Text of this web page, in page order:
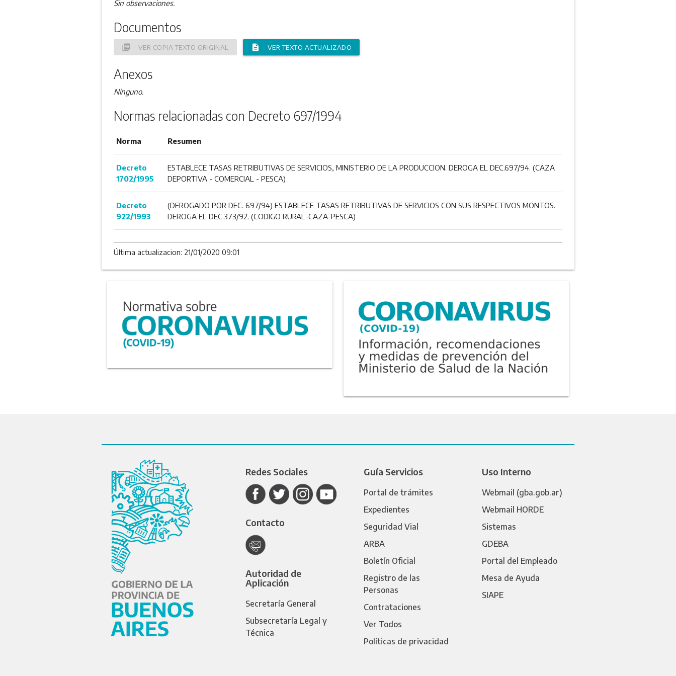
Sin observaciones.
Documentos
picture_as_pdf VER COPIA TEXTO ORIGINAL description VER TEXTO ACTUALIZADO
Anexos
Ninguno.
Normas relacionadas con Decreto 697/1994
Norma Resumen
Decreto
1702/1995
ESTABLECE TASAS RETRIBUTIVAS DE SERVICIOS, MINISTERIO DE LA PRODUCCION. DEROGA EL DEC.697/94. (CAZA
DEPORTIVA - COMERCIAL - PESCA)
Decreto
922/1993
(DEROGADO POR DEC. 697/94) ESTABLECE TASAS RETRIBUTIVAS DE SERVICIOS CON SUS RESPECTIVOS MON­TOS.
DEROGA EL DEC.373/92. (CODIGO RURAL-CAZA-PESCA)
Última actualizacion: 21/01/2020 09:01
Redes Sociales
Contacto
Autoridad de
Aplicación
Secretaría General
Subsecretaría Legal y
Técnica
Guía Servicios
Portal de trámites
Expedientes
Seguridad Vial
ARBA
Boletín Oficial
Registro de las
Personas
Contrataciones
Ver Todos
Políticas de privacidad
Uso Interno
Webmail (gba.gob.ar)
Webmail HORDE
Sistemas
GDEBA
Portal del Empleado
Mesa de Ayuda
SIAPE